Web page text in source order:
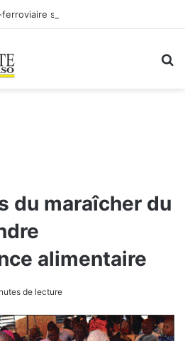
du maraîcher du
alimentaire
de lecture